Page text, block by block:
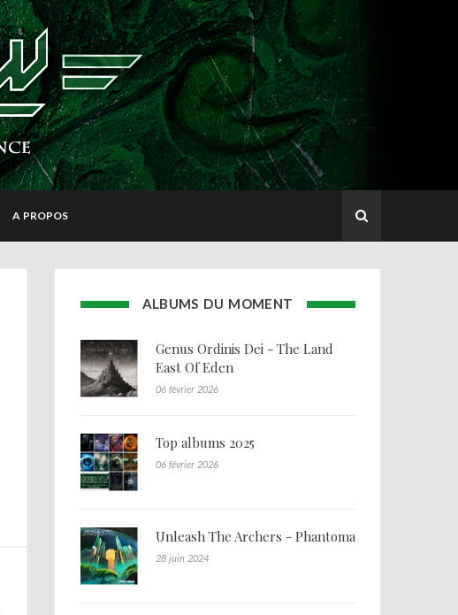
A PROPOS
ALBUMS DU MOMENT
Genus Ordinis Dei - The Land
East Of Eden
06 février 2026
Top albums 2025
06 février 2026
Unleash The Archers - Phantoma
28 juin 2024